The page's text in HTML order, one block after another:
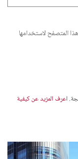
المتصفح لاستخدامها
اعرف المزيد عن كيفية